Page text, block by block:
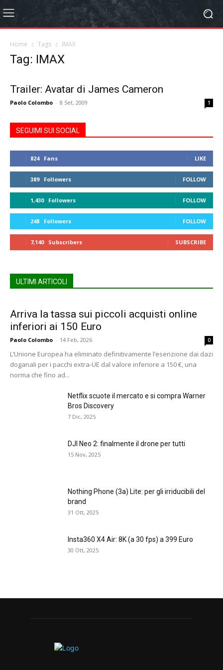
Home Tags IMAX
Tag: IMAX
Trailer: Avatar di James Cameron
Paolo Colombo - 8 Set, 2009 1
SEGUIMI SUI SOCIAL
824 Fans LIKE
389 Followers FOLLOW
1,430 Followers FOLLOW
248 Followers FOLLOW
7,140 Subscribers SUBSCRIBE
ULTIMI ARTICOLI
Arriva la tassa sui piccoli acquisti online
inferiori ai 150 Euro
Paolo Colombo - 14 Feb, 2026 0
L’Unione Europea ha eliminato definitivamente l’esenzione dai dazi
doganali per i pacchi extra-UE dal valore inferiore a 150 €, una
norma che fino ad...
Netflix scuote il mercato e si compra Warner
Bros Discovery
7 Dic, 2025
DJI Neo 2: finalmente il drone per tutti
15 Nov, 2025
Nothing Phone (3a) Lite: per gli irriducibili del
brand
31 Ott, 2025
Insta360 X4 Air: 8K (a 30 fps) a 399 Euro
30 Ott, 2025